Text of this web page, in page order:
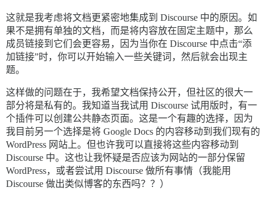
这就是我考虑将文档更紧密地集成到 Discourse 中的原因。如
果不是拥有单独的文档，而是将内容放在固定主题中，那么
成员链接到它们会更容易，因为当你在 Discourse 中点击“添
加链接”时，你可以开始输入一些关键词，然后就会出现主
题。
这样做的问题在于，我希望文档保持公开，但社区的很大一
部分将是私有的。我知道当我试用 Discourse 试用版时，有一
个插件可以创建公共静态页面。这是一个有趣的选择，因为
我目前另一个选择是将 Google Docs 的内容移动到我们现有的
WordPress 网站上。但也许我可以直接将这些内容移动到
Discourse 中。这也让我怀疑是否应该为网站的一部分保留
WordPress，或者尝试用 Discourse 做所有事情（我能用
Discourse 做出类似博客的东西吗？？）